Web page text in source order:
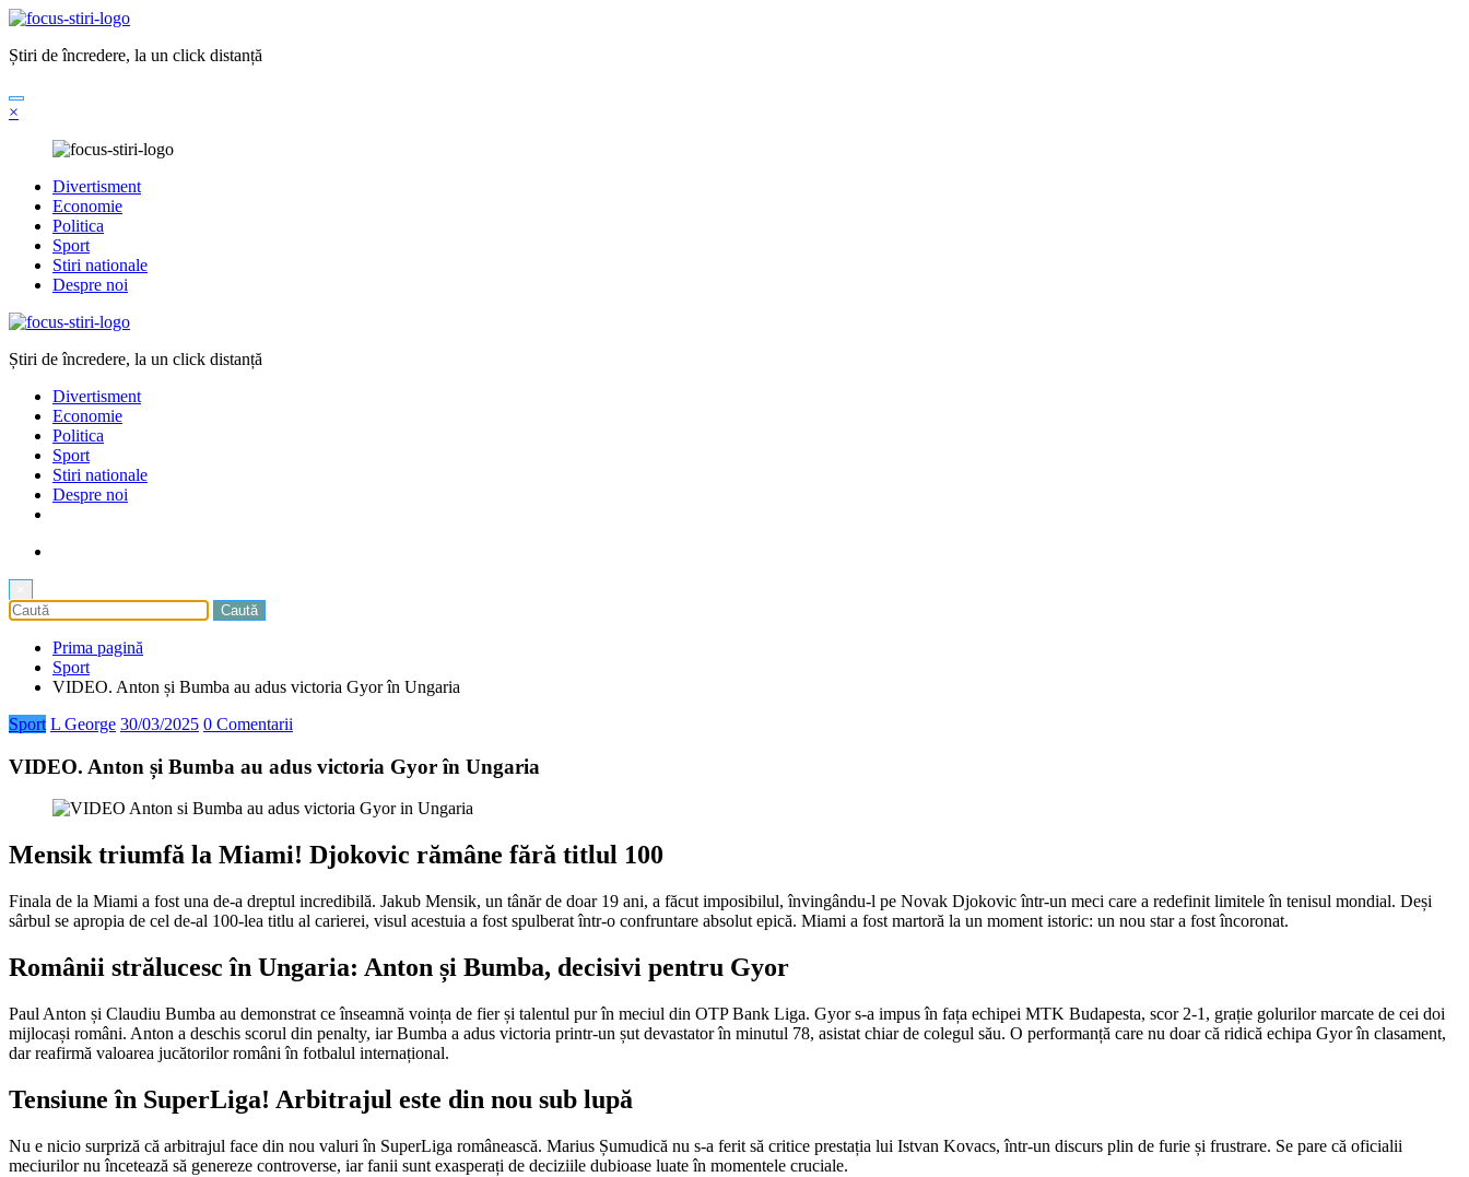
Sari
conținut
Știri de încredere, la un click distanță
×
Divertisment
Economie
Politica
Sport
Stiri nationale
Despre noi
Știri de încredere, la un click distanță
Divertisment
Economie
Politica
Sport
Stiri nationale
Despre noi
Prima pagină
Sport
VIDEO. Anton și Bumba au adus victoria Gyor în Ungaria
Sport L George 30/03/2025 0 Comentarii
VIDEO. Anton și Bumba au adus victoria Gyor în Ungaria
Mensik triumfă la Miami! Djokovic rămâne fără titlul 100
Finala de la Miami a fost una de-a dreptul incredibilă. Jakub Mensik, un tânăr de doar 19 ani, a făcut imposibilul, învingându-l pe Novak Djokovic într-un meci care a redefinit limitele în tenisul mondial. Deși
sârbul se apropia de cel de-al 100-lea titlu al carierei, visul acestuia a fost spulberat într-o confruntare absolut epică. Miami a fost martoră la un moment istoric: un nou star a fost încoronat.
Românii strălucesc în Ungaria: Anton și Bumba, decisivi pentru Gyor
Paul Anton și Claudiu Bumba au demonstrat ce înseamnă voința de fier și talentul pur în meciul din OTP Bank Liga. Gyor s-a impus în fața echipei MTK Budapesta, scor 2-1, grație golurilor marcate de cei doi
mijlocași români. Anton a deschis scorul din penalty, iar Bumba a adus victoria printr-un șut devastator în minutul 78, asistat chiar de colegul său. O performanță care nu doar că ridică echipa Gyor în clasament,
dar reafirmă valoarea jucătorilor români în fotbalul internațional.
Tensiune în SuperLiga! Arbitrajul este din nou sub lupă
Nu e nicio surpriză că arbitrajul face din nou valuri în SuperLiga românească. Marius Șumudică nu s-a ferit să critice prestația lui Istvan Kovacs, într-un discurs plin de furie și frustrare. Se pare că oficialii
meciurilor nu încetează să genereze controverse, iar fanii sunt exasperați de deciziile dubioase luate în momentele cruciale.